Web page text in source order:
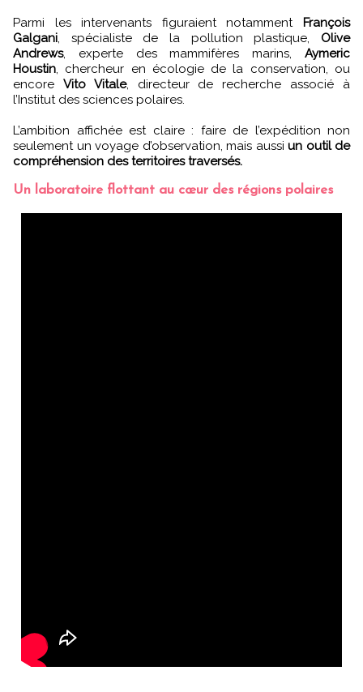
Parmi les intervenants figuraient notamment François
Galgani , spécialiste de la pollution plastique, Olive
Andrews, experte des mammifères marins, Aymeric
Houstin , chercheur en écologie de la conservation, ou
encore Vito Vitale, directeur de recherche associé à
l’Institut des sciences polaires.
L’ambition affichée est claire : faire de l’expédition non
seulement un voyage d’observation, mais aussi un outil de
compréhension des territoires traversés.
Un laboratoire flottant au cœur des régions polaires